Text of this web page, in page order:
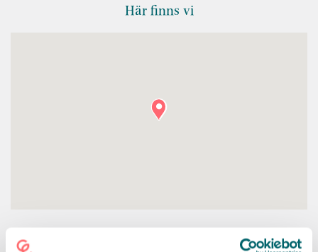
Här finns vi
KONTAKT